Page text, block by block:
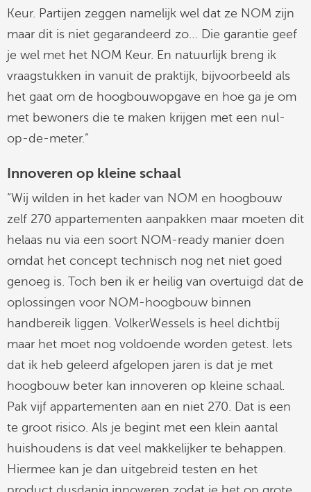
Keur. Partijen zeggen namelijk wel dat ze NOM zijn
maar dit is niet gegarandeerd zo… Die garantie geef
je wel met het NOM Keur. En natuurlijk breng ik
vraagstukken in vanuit de praktijk, bijvoorbeeld als
het gaat om de hoogbouwopgave en hoe ga je om
met bewoners die te maken krijgen met een nul-
op-de-meter.”
Innoveren op kleine schaal
“Wij wilden in het kader van NOM en hoogbouw
zelf 270 appartementen aanpakken maar moeten dit
helaas nu via een soort NOM-ready manier doen
omdat het concept technisch nog net niet goed
genoeg is. Toch ben ik er heilig van overtuigd dat de
oplossingen voor NOM-hoogbouw binnen
handbereik liggen. VolkerWessels is heel dichtbij
maar het moet nog voldoende worden getest. Iets
dat ik heb geleerd afgelopen jaren is dat je met
hoogbouw beter kan innoveren op kleine schaal.
Pak vijf appartementen aan en niet 270. Dat is een
te groot risico. Als je begint met een klein aantal
huishoudens is dat veel makkelijker te behappen.
Hiermee kan je dan uitgebreid testen en het